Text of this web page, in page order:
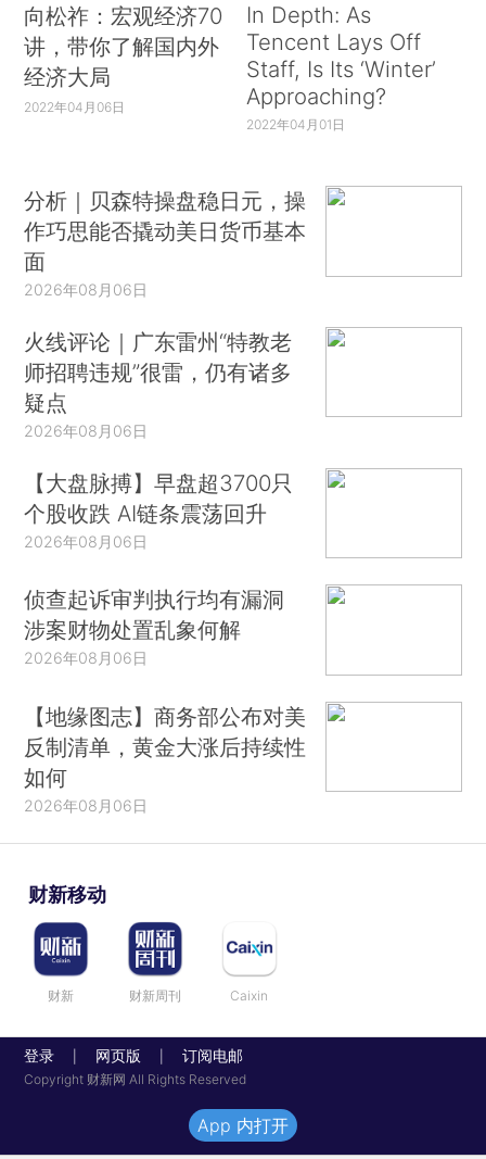
向松祚：宏观经济70
讲，带你了解国内外
经济大局
2022年04月06日
In Depth: As
Tencent Lays Off
Staff, Is Its ‘Winter’
Approaching?
2022年04月01日
分析｜贝森特操盘稳日元，操
作巧思能否撬动美日货币基本
面
2026年08月06日
火线评论｜广东雷州“特教老
师招聘违规”很雷，仍有诸多
疑点
2026年08月06日
【大盘脉搏】早盘超3700只
个股收跌 AI链条震荡回升
2026年08月06日
侦查起诉审判执行均有漏洞
涉案财物处置乱象何解
2026年08月06日
【地缘图志】商务部公布对美
反制清单，黄金大涨后持续性
如何
2026年08月06日
财新移动
财新 财新周刊 Caixin
登录 网页版 订阅电邮
Copyright 财新网 All Rights Reserved
App 内打开